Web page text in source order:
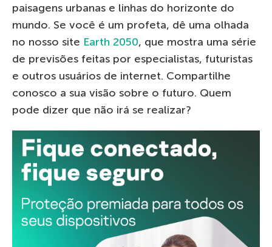
paisagens urbanas e linhas do horizonte do
mundo. Se você é um profeta, dê uma olhada
no nosso site Earth 2050, que mostra uma série
de previsões feitas por especialistas, futuristas
e outros usuários de internet. Compartilhe
conosco a sua visão sobre o futuro. Quem
pode dizer que não irá se realizar?